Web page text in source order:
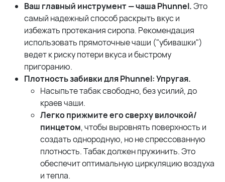
Ваш главный инструмент — чаша Phunnel.Это
самый надежный способ раскрыть вкус и
избежать протекания сиропа. Рекомендация
использовать прямоточные чаши ("убивашки")
ведет к риску потери вкуса и быстрому
пригоранию.
Плотность забивки для Phunnel: Упругая.
Насыпьте табак свободно, без усилий, до
краев чаши.
Легко прижмите его сверху вилочкой/
пинцетом, чтобы выровнять поверхность и
создать однородную, но не спрессованную
плотность. Табак должен пружинить. Это
обеспечит оптимальную циркуляцию воздуха
и тепла.